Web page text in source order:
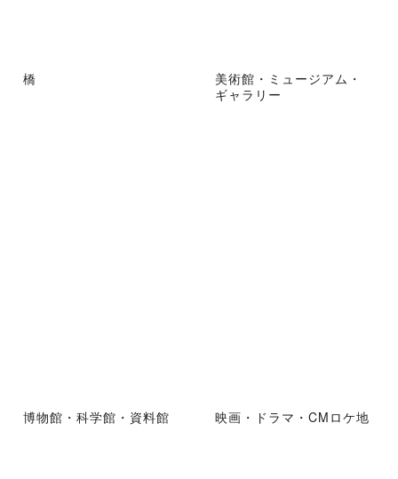
橋
美術館・ミュージアム・
ギャラリー
博物館・科学館・資料館 映画・ドラマ・CMロケ地